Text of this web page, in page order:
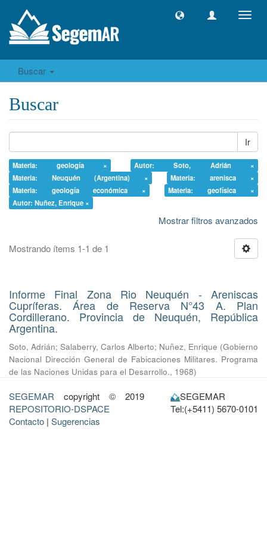
Buscar
Buscar
Ir
Materia: geología ×
Autor: Soto, Adrián ×
Materia: Neuquén (Argentina) ×
Materia: arenisca ×
Materia: geología económica ×
Materia: geofísica ×
Autor: Nuñez, Enrique ×
Mostrar filtros avanzados
Mostrando ítems 1-1 de 1
Informe Final Zona Rio Neuquén - Areniscas
Cupríferas. Área de Reserva N°43 A. Plan
Cordillerano. Provincia de Neuquén, República
Argentina.
Soto, Adrián; Salaberry, Carlos Alberto; Nuñez, Enrique (Gobierno
Nacional Dirección General de Fabicaciones Militares. Programa
de las Naciones Unidas para el Desarrollo., 1968)
SEGEMAR copyright © 2019
REPOSITORIO-DSPACE
Contacto | Sugerencias
SEGEMAR
Tel:(+5411) 5670-0101